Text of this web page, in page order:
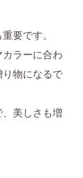
要です。
ラーに合わ
物になるで
美しさも増